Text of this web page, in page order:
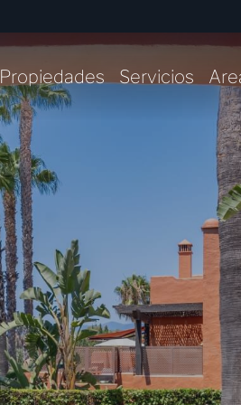
Propiedades Servicios